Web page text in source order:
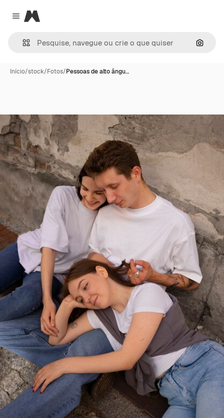
Close menu
Magnific
Início/stock/Fotos/Pessoas de alto ângu…